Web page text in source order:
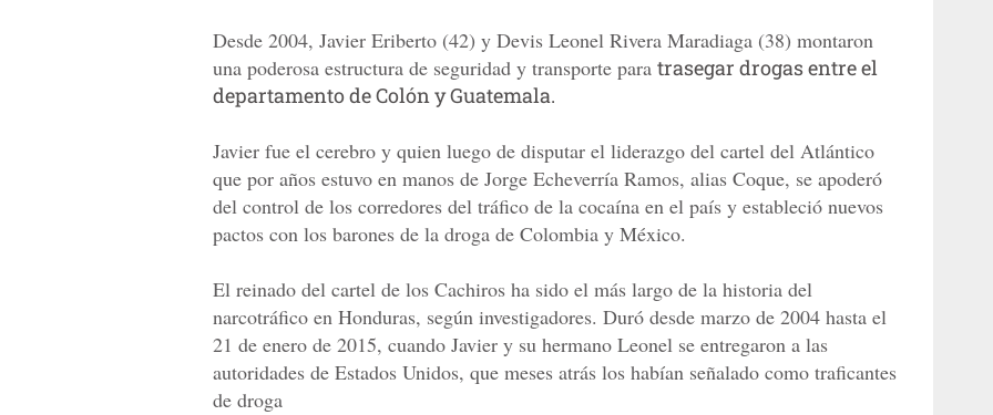
Desde 2004, Javier Eriberto (42) y Devis Leonel Rivera Maradiaga (38) montaron
una poderosa estructura de seguridad y transporte para trasegar drogas entre el
departamento de Colón y Guatemala.
Javier fue el cerebro y quien luego de disputar el liderazgo del cartel del Atlántico
que por años estuvo en manos de Jorge Echeverría Ramos, alias Coque, se apoderó
del control de los corredores del tráfico de la cocaína en el país y estableció nuevos
pactos con los barones de la droga de Colombia y México.
El reinado del cartel de los Cachiros ha sido el más largo de la historia del
narcotráfico en Honduras, según investigadores. Duró desde marzo de 2004 hasta el
21 de enero de 2015, cuando Javier y su hermano Leonel se entregaron a las
autoridades de Estados Unidos, que meses atrás los habían señalado como traficantes
de droga